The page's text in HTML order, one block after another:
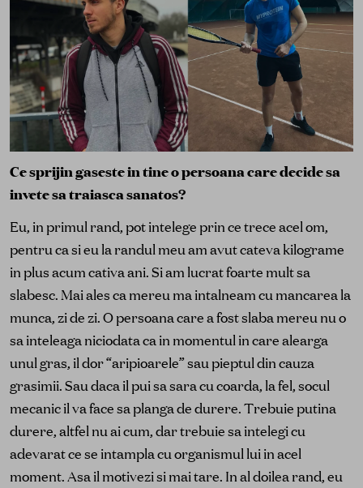
Ce sprijin gaseste in tine o persoana care decide sa
invete sa traiasca sanatos?
Eu, in primul rand, pot intelege prin ce trece acel om,
pentru ca si eu la randul meu am avut cateva kilograme
in plus acum cativa ani. Si am lucrat foarte mult sa
slabesc. Mai ales ca mereu ma intalneam cu mancarea la
munca, zi de zi. O persoana care a fost slaba mereu nu o
sa inteleaga niciodata ca in momentul in care alearga
unul gras, il dor “aripioarele” sau pieptul din cauza
grasimii. Sau daca il pui sa sara cu coarda, la fel, socul
mecanic il va face sa planga de durere. Trebuie putina
durere, altfel nu ai cum, dar trebuie sa intelegi cu
adevarat ce se intampla cu organismul lui in acel
moment. Asa il motivezi si mai tare. In al doilea rand, eu